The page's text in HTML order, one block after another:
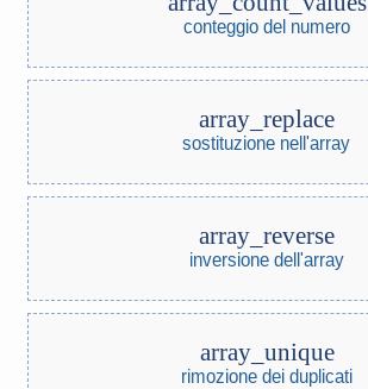
conteggio del numero
array_replace
sostituzione nell'array
array_reverse
inversione dell'array
array_unique
rimozione dei duplicati